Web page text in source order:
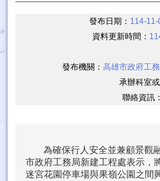
發布日期： 114-
資料更新時間：
發布機關：高雄市政府工
承辦科室或
聯絡資訊
為確保行人安全並兼顧景觀
市政府工務局新建工程處表示，
迷宮花園停車場與果嶺公園之間